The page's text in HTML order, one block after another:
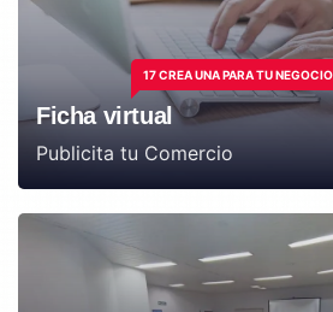
17 CREA UNA PARA TU
Ficha virtual
Publicita tu Comercio